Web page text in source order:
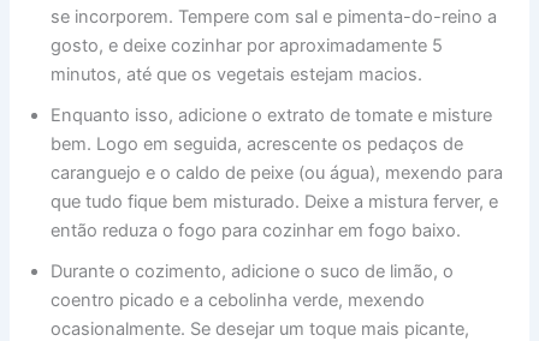
se incorporem. Tempere com sal e pimenta-do-reino a
gosto, e deixe cozinhar por aproximadamente 5
minutos, até que os vegetais estejam macios.
Enquanto isso, adicione o extrato de tomate e misture
bem. Logo em seguida, acrescente os pedaços de
caranguejo e o caldo de peixe (ou água), mexendo para
que tudo fique bem misturado. Deixe a mistura ferver, e
então reduza o fogo para cozinhar em fogo baixo.
Durante o cozimento, adicione o suco de limão, o
coentro picado e a cebolinha verde, mexendo
ocasionalmente. Se desejar um toque mais picante,